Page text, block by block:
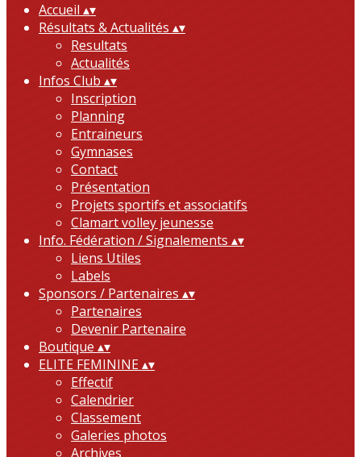
Accueil ▴▾
Résultats & Actualités ▴▾
Resultats
Actualités
Infos Club ▴▾
Inscription
Planning
Entraineurs
Gymnases
Contact
Présentation
Projets sportifs et associatifs
Clamart volley jeunesse
Info. Fédération / Signalements ▴▾
Liens Utiles
Labels
Sponsors / Partenaires ▴▾
Partenaires
Devenir Partenaire
Boutique ▴▾
ELITE FEMININE▴▾
Effectif
Calendrier
Classement
Galeries photos
Archives